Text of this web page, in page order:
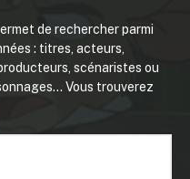
de rechercher parmi
: titres, acteurs,
scénaristes ou
Vous trouverez